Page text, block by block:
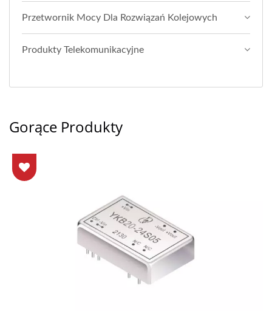
Przetwornik Mocy Dla Rozwiązań Kolejowych
Produkty Telekomunikacyjne
Gorące Produkty